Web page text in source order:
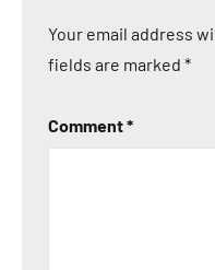
Your email address
fields are marked *
Comment*